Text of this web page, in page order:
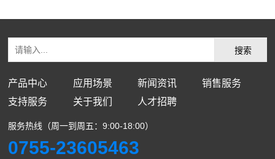
产品中心 应用场景 新闻资讯
销售服务
支持服务
关于我们 人才招聘
服务热线（周一到周五：9:00-18:00）
0755-23605463